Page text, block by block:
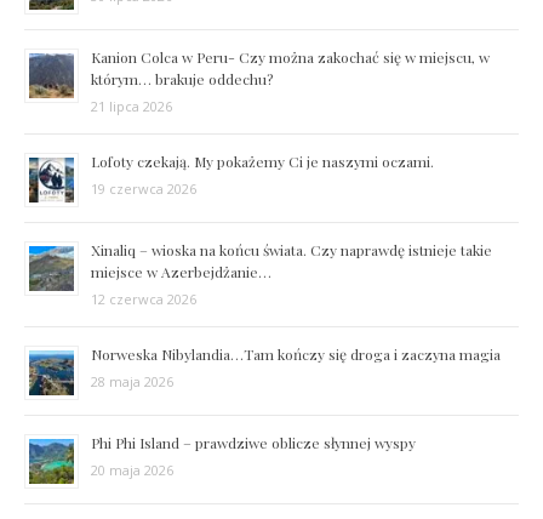
Kanion Colca w Peru- Czy można zakochać się w miejscu, w
którym… brakuje oddechu?
21 lipca 2026
Lofoty czekają. My pokażemy Ci je naszymi oczami.
19 czerwca 2026
Xinaliq – wioska na końcu świata. Czy naprawdę istnieje takie
miejsce w Azerbejdżanie…
12 czerwca 2026
Norweska Nibylandia…Tam kończy się droga i zaczyna magia
28 maja 2026
Phi Phi Island – prawdziwe oblicze słynnej wyspy
20 maja 2026